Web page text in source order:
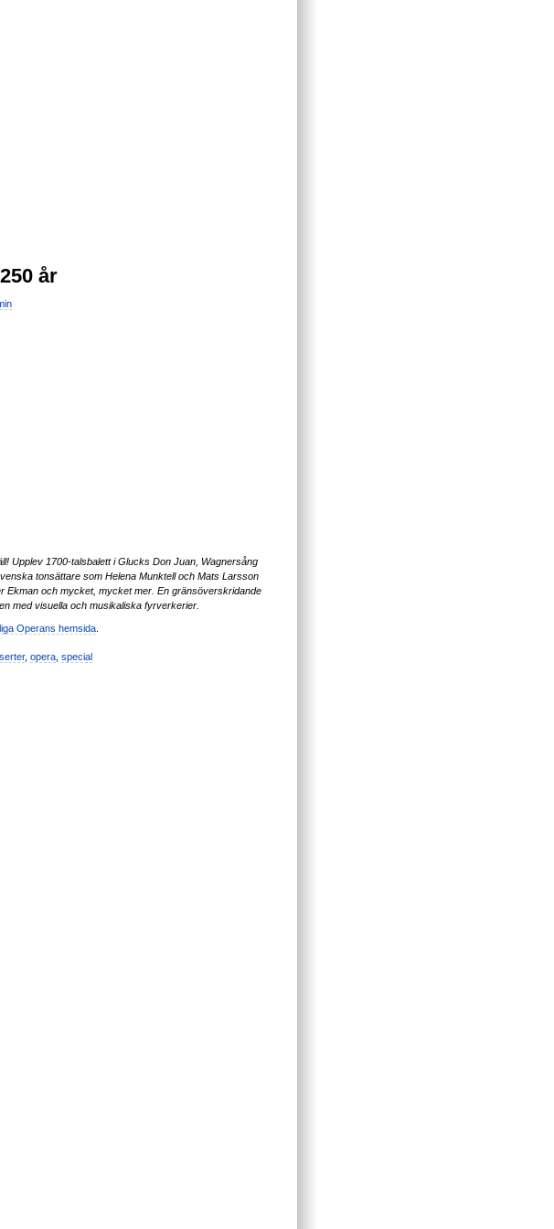
år
Upplev 1700-talsbalett i Glucks Don Juan, Wagnersång
tonsättare som Helena Munktell och Mats Larsson
Ekman och mycket, mycket mer. En gränsöverskridande
med visuella och musikaliska fyrverkerier.
Operans hemsida
, opera, special